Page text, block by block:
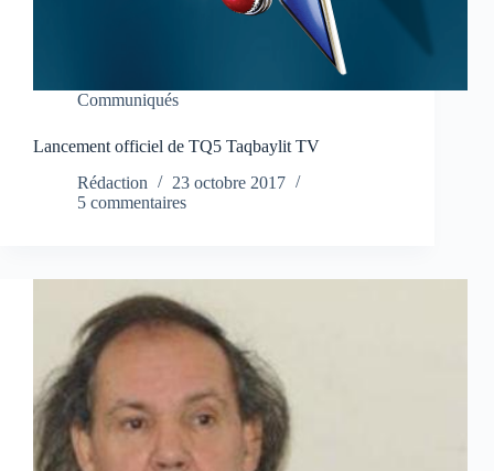
Communiqués
Lancement officiel de TQ5 Taqbaylit TV
Rédaction
23 octobre 2017
5 commentaires